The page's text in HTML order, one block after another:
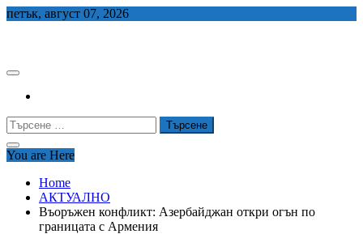
Skip
петък, август 07, 2026
Търсене
за:
You are Here
Home
АКТУАЛНО
Въоръжен конфликт: Азербайджан откри огън по
границата с Армения